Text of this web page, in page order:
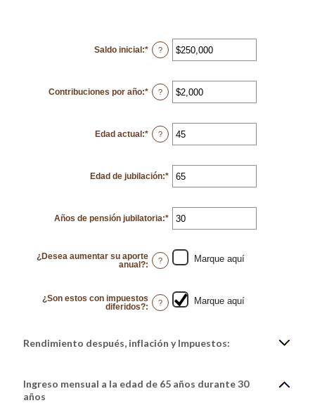
Saldo inicial:* Enter
an
$0
and
$100,000,000
?
Contribuciones por año:* Enter
an
$0
and
$100,000,000
?
Edad actual:* Enter
an
and
?
Edad de jubilación:* Enter
10
and
Años de pensión jubilatoria:* Enter
1
and
100
¿Desea aumentar su aporte
anual?: ? Marque aquí
¿Son estos con impuestos
diferidos?: ? Marque aquí
Rendimiento después, inflación y Impuestos:
Ingreso mensual a la edad de 65 años durante 30
años